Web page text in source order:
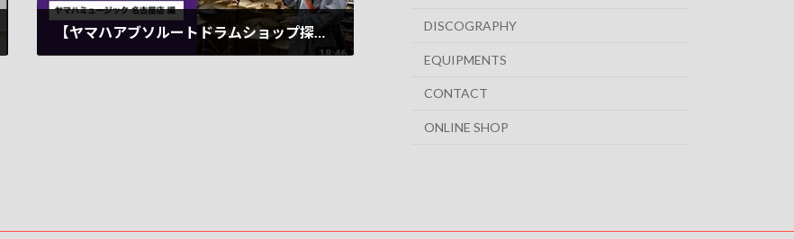
【ヤマハアブソルートドラムショップ探訪 Vol.5】 ヤマハミュージック名古屋店 本日（1/17）公開されました！ご覧ください。 DISCOGRAPHY
EQUIPMENTS
CONTACT
ONLINE SHOP